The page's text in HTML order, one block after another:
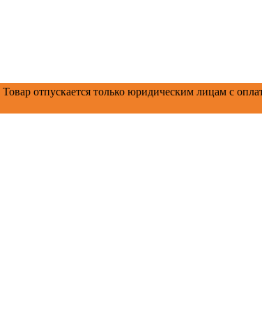
Товар отпускается только юридическим лицам с